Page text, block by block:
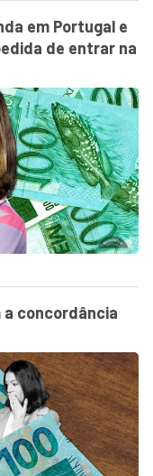
em Portugal e
de entrar na
a concordância